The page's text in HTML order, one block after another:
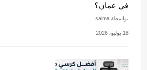
في عمان؟
بواسطة salma
18 يوليو، 2026